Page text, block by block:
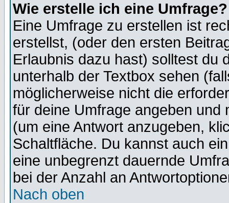
Wie erstelle ich eine Umfrage?
Eine Umfrage zu erstellen ist
erstellst, (oder den ersten
Erlaubnis dazu hast) solltest du
unterhalb der Textbox sehen
möglicherweise nicht die
für deine Umfrage angeben und
(um eine Antwort anzugeben,
Schaltfläche. Du kannst auch
eine unbegrenzt dauernde
bei der Anzahl an
Nach oben